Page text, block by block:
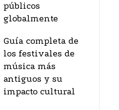
públicos
globalmente
Guía completa de
los festivales de
música más
antiguos y su
impacto cultural